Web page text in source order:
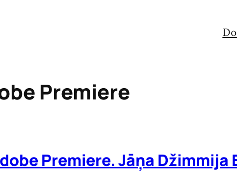
Premiere
Premiere. Jāņa Džimmija